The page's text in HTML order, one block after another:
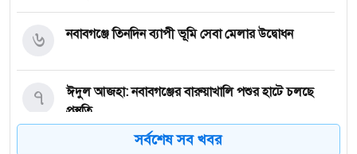
নবাবগঞ্জে তিনদিন ব্যাপী ভূমি সেবা মেলার উদ্বোধন
৬
ঈদুল আজহা: নবাবগঞ্জের বারুয়াখালি পশুর হাটে চলছে
প্রস্তুতি
৭
সর্বশেষ সব খবর